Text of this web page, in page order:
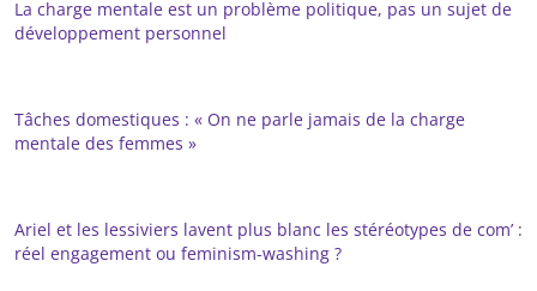
La charge mentale est un problème politique, pas un sujet de
développement personnel
Tâches domestiques : « On ne parle jamais de la charge
mentale des femmes »
Ariel et les lessiviers lavent plus blanc les stéréotypes de com’ :
réel engagement ou feminism-washing ?